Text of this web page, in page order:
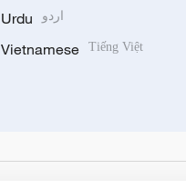
Urdu اردو
Vietnamese Tiếng Việt